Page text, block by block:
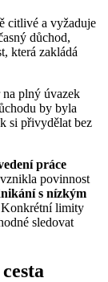
citlivé a vyžaduje
důchod,
která zakládá
plný úvazek
by byla
si přivydělat bez
práce
povinnost
s nízkým
Konkrétní limity
sledovat